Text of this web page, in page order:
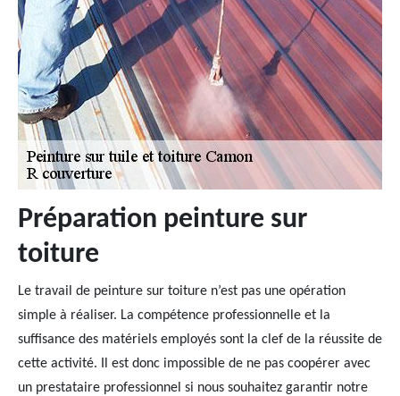
Préparation peinture sur
toiture
Le travail de peinture sur toiture n’est pas une opération
simple à réaliser. La compétence professionnelle et la
suffisance des matériels employés sont la clef de la réussite de
cette activité. Il est donc impossible de ne pas coopérer avec
un prestataire professionnel si nous souhaitez garantir notre